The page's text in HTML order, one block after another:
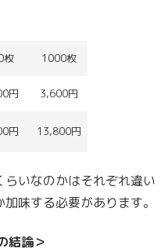
枚 1000枚
円 3,600円
円 13,800円
いなのかはそれぞれ違い
味する必要があります。
結論＞